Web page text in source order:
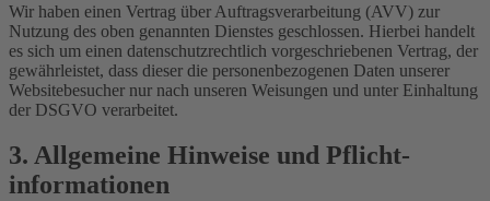
Wir haben einen Vertrag über Auftragsverarbeitung (AVV) zur
Nutzung des oben genannten Dienstes geschlossen. Hierbei handelt
es sich um einen datenschutzrechtlich vorgeschriebenen Vertrag, der
gewährleistet, dass dieser die personenbezogenen Daten unserer
Websitebesucher nur nach unseren Weisungen und unter Einhaltung
der DSGVO verarbeitet.
3. Allgemeine Hinweise und Pflicht­
informationen